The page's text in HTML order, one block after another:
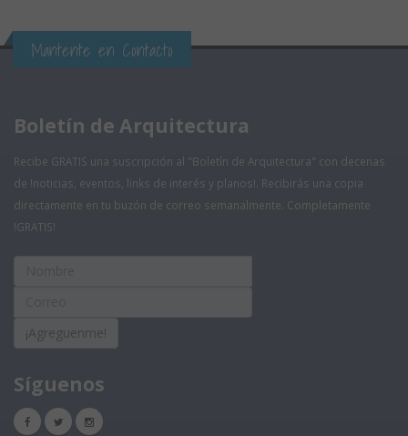
Mantente en Contacto
Boletín de Arquitectura
Recibe GRATIS una suscripción al "Boletín de Arquitectura" con decenas
de !noticias, eventos, links de interés y planos!. Recibirás una copia
directamente en tu buzón de correo semanalmente. Completamente
!GRATIS!
¡Agreguenme!
Síguenos